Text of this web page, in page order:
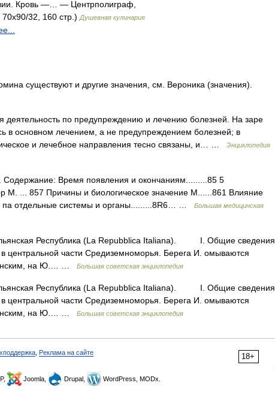
Кровь —… — Центрполиграф,
32, 160 стр.) Душевная кулинария
существуют и другие значения, см. Вероника (значения).
деятельность по предупреждению и лечению болезней. На заре
в основном лечением, а не предупреждением болезней; в
и лечебное направления тесно связаны, и… …
Энциклопедия
Время появления и окончаниям.........85 5
М. ... 857 Причины и биологическое значение М......861 Влияние
па отдельные системы и органы.........8R6… …
Большая медицинская
Республика (La Repubblica Italiana). I. Общие сведения
части Средиземноморья. Берега И. омываются
на Ю.… …
Большая советская энциклопедия
Республика (La Repubblica Italiana). I. Общие сведения
части Средиземноморья. Берега И. омываются
на Ю.… …
Большая советская энциклопедия
18+
Реклама на сайте
Joomla, Drupal, WordPress, MODx.